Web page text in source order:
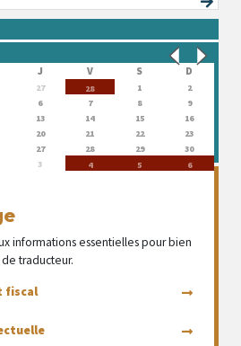
J V S D
27 28 1
2
6 7 8
9
13 14 15
16
20 21 22
23
27 28 29
30
3 4 5 6
informations essentielles pour bien
traducteur.
fiscal